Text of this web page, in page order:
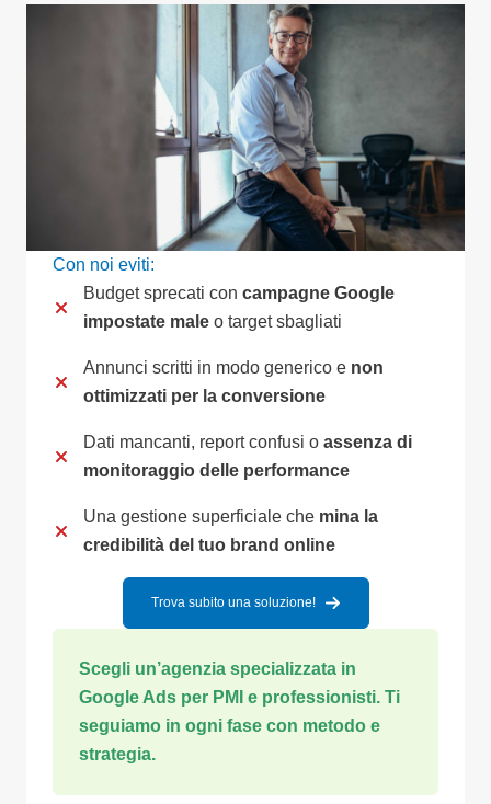
Con noi eviti:
Budget sprecati con campagne Google
impostate male o target sbagliati
Annunci scritti in modo generico e non
ottimizzati per la conversione
Dati mancanti, report confusi o assenza di
monitoraggio delle performance
Una gestione superficiale che mina la
credibilità del tuo brand online
Trova subito una soluzione!
Scegli un’agenzia specializzata in
Google Ads per PMI e professionisti. Ti
seguiamo in ogni fase con metodo e
strategia.